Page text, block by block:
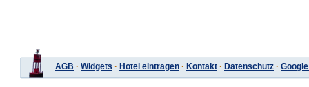
AGB · Widgets · Hotel eintragen · Kontakt · Datenschutz ·